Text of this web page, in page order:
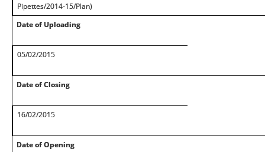
Pipettes/2014-15/Plan)
Date of Uploading
05/02/2015
Date of Closing
16/02/2015
Date of Opening